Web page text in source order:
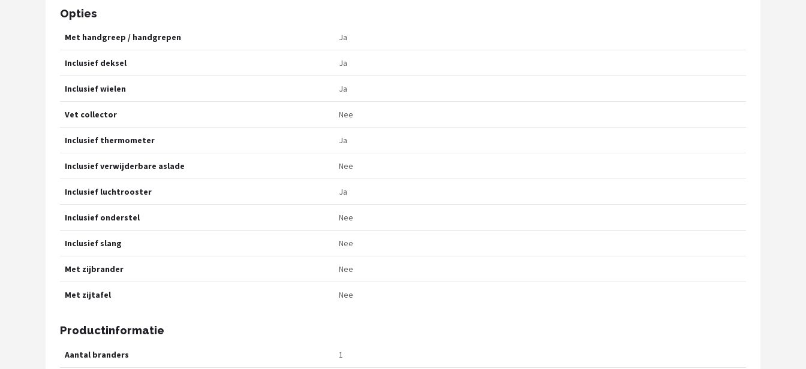
Opties
Met handgreep / handgrepen Ja
Inclusief deksel Ja
Inclusief wielen Ja
Vet collector Nee
Inclusief thermometer Ja
Inclusief verwijderbare aslade Nee
Inclusief luchtrooster Ja
Inclusief onderstel Nee
Inclusief slang Nee
Met zijbrander Nee
Met zijtafel Nee
Productinformatie
Aantal branders 1